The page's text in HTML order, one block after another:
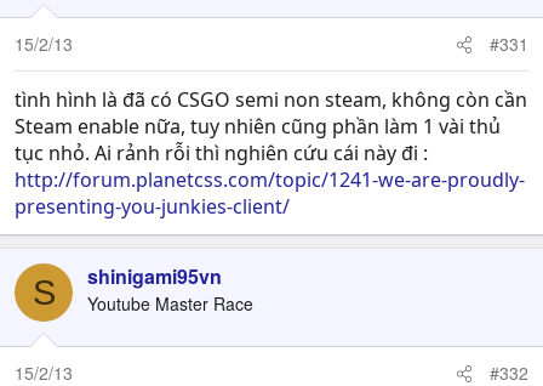
15/2/13 #331
tình hình là đã có CSGO semi non steam, không còn cần
Steam enable nữa, tuy nhiên cũng phần làm 1 vài thủ
tục nhỏ. Ai rảnh rỗi thì nghiên cứu cái này đi :
http://forum.planetcss.com/topic/1241-we-are-proudly-
presenting-you-junkies-client/
S shinigami95vn
Youtube Master Race
15/2/13 #332